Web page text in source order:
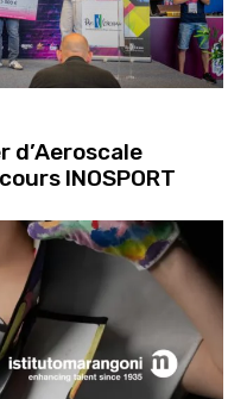
d’Aeroscale
INOSPORT